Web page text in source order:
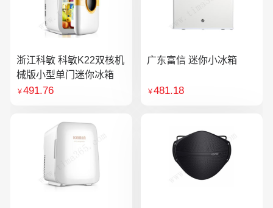
浙江科敏 科敏K22双核机
械版小型单门迷你冰箱
￥491.76
广东富信 迷你小冰箱
￥481.18